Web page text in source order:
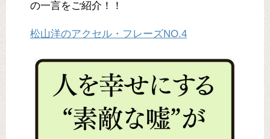
の一言をご紹介！！
松山洋のアクセル・フレーズNO.4